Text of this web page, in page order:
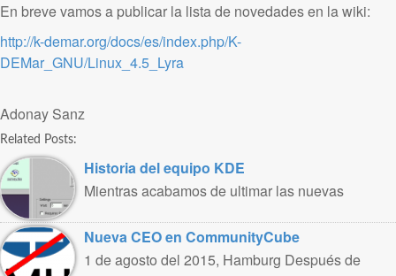
En breve vamos a publicar la lista de novedades en la wiki:
http://k-demar.org/docs/es/index.php/K-
DEMar_GNU/Linux_4.5_Lyra
Adonay Sanz
Related Posts:
Historia del equipo KDE
Mientras acabamos de ultimar las nuevas
Nueva CEO en CommunityCube
1 de agosto del 2015, Hamburg Después de